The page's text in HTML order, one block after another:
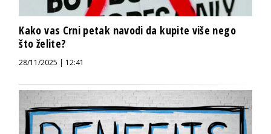
Kako vas Crni petak navodi da kupite više nego
što želite?
28/11/2025 | 12:41